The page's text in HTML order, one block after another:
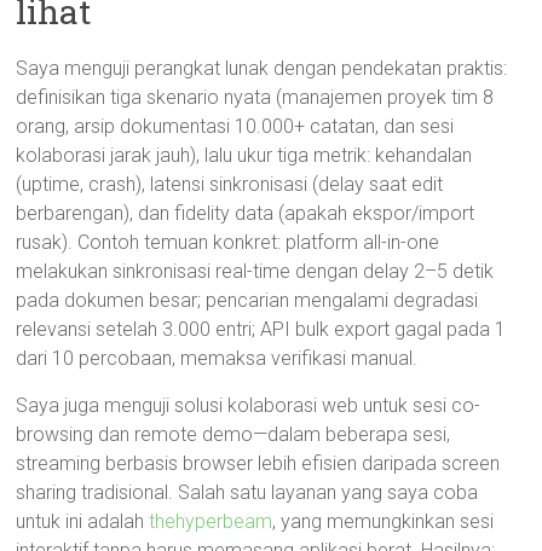
lihat
Saya menguji perangkat lunak dengan pendekatan praktis:
definisikan tiga skenario nyata (manajemen proyek tim 8
orang, arsip dokumentasi 10.000+ catatan, dan sesi
kolaborasi jarak jauh), lalu ukur tiga metrik: kehandalan
(uptime, crash), latensi sinkronisasi (delay saat edit
berbarengan), dan fidelity data (apakah ekspor/import
rusak). Contoh temuan konkret: platform all-in-one
melakukan sinkronisasi real-time dengan delay 2–5 detik
pada dokumen besar; pencarian mengalami degradasi
relevansi setelah 3.000 entri; API bulk export gagal pada 1
dari 10 percobaan, memaksa verifikasi manual.
Saya juga menguji solusi kolaborasi web untuk sesi co-
browsing dan remote demo—dalam beberapa sesi,
streaming berbasis browser lebih efisien daripada screen
sharing tradisional. Salah satu layanan yang saya coba
untuk ini adalahthehyperbeam, yang memungkinkan sesi